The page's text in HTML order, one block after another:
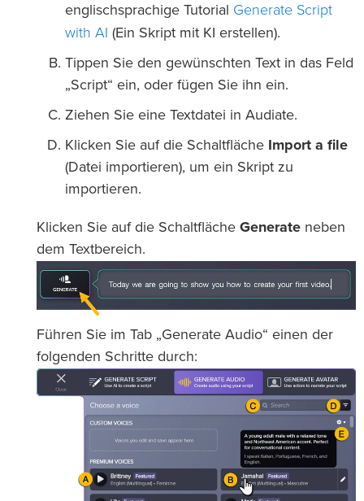
englischsprachige Tutorial Generate Script
with AI (Ein Skript mit KI erstellen).
Tippen Sie den gewünschten Text in das Feld
„Script“ ein, oder fügen Sie ihn ein.
Ziehen Sie eine Textdatei in Audiate.
Klicken Sie auf die Schaltfläche
Import a file
(Datei importieren), um ein Skript zu
importieren.
Klicken Sie auf die Schaltfläche Generate neben
dem Textbereich.
Führen Sie im Tab „Generate Audio“ einen der
folgenden Schritte durch: